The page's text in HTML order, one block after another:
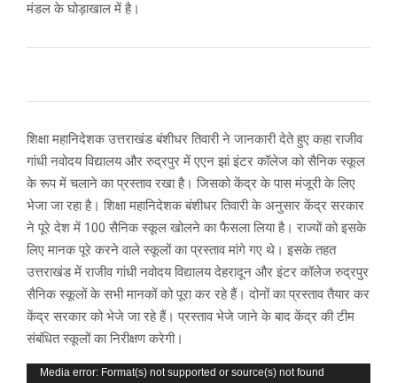
मंडल के घोड़ाखाल में है।
शिक्षा महानिदेशक उत्तराखंड बंशीधर तिवारी ने जानकारी देते हुए कहा राजीव
गांधी नवोदय विद्यालय और रुद्रपुर में एएन झां इंटर कॉलेज को सैनिक स्कूल
के रूप में चलाने का प्रस्ताव रखा है। जिसको केंद्र के पास मंजूरी के लिए
भेजा जा रहा है। शिक्षा महानिदेशक बंशीधर तिवारी के अनुसार केंद्र सरकार
ने पूरे देश में 100 सैनिक स्कूल खोलने का फैसला लिया है। राज्यों को इसके
लिए मानक पूरे करने वाले स्कूलों का प्रस्ताव मांगे गए थे। इसके तहत
उत्तराखंड में राजीव गांधी नवोदय विद्यालय देहरादून और इंटर कॉलेज रुद्रपुर
सैनिक स्कूलों के सभी मानकों को पूरा कर रहे हैं। दोनों का प्रस्ताव तैयार कर
केंद्र सरकार को भेजे जा रहे हैं। प्रस्ताव भेजे जाने के बाद केंद्र की टीम
संबंधित स्कूलों का निरीक्षण करेगी।
Video
Media error: Format(s) not supported or source(s) not found